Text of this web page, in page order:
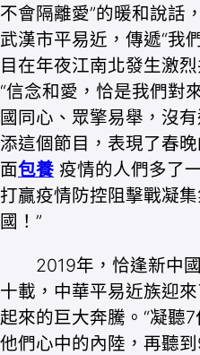
不會隔離愛”的暖和說話
武漢市平易近，傳遞“我
目在年夜江南北發生激
“信念和愛，恰是我們對
國同心、眾擎易舉，沒
添這個節目，表現了春
面包養 疫情的人們多了
打贏疫情防控阻擊戰凝
國！”
2019年，恰逢新中國
十載，中華平易近族迎
起來的巨大奔騰。“凝聽
他們心中的內陸，再聽